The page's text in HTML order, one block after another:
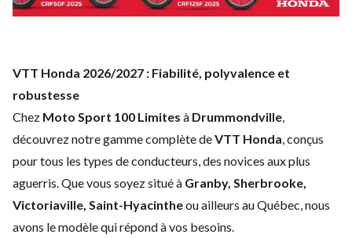
VTT Honda 2026/2027 : Fiabilité, polyvalence et
robustesse
Chez Moto Sport 100 Limites à Drummondville,
découvrez notre gamme complète deVTT Honda, conçus
pour tous les types de conducteurs, des novices aux plus
aguerris. Que vous soyez situé à Granby, Sherbrooke,
Victoriaville, Saint-Hyacintheou ailleurs au Québec, nous
avons le modèle qui répond à vos besoins.